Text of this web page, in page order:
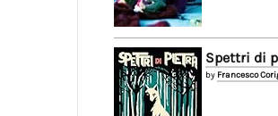
Spettri di
by Francesco